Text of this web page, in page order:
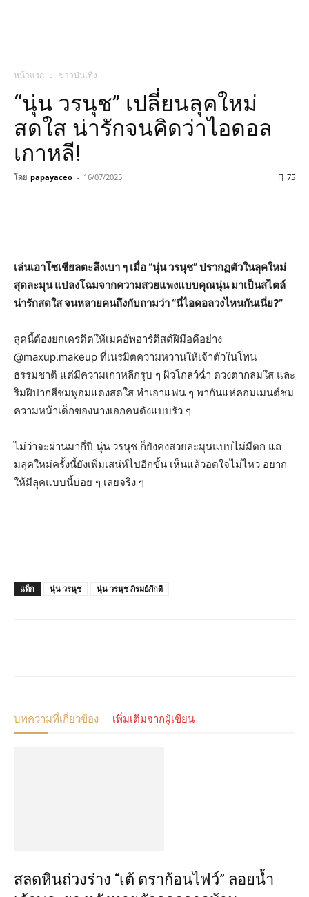
หน้าแรก ข่าวบันเทิง
“นุ่น วรนุช” เปลี่ยนลุคใหม่
สดใส น่ารักจนคิดว่าไอดอล
เกาหลี!
โดย papayaceo - 16/07/2025 75
เล่นเอาโซเชียลตะลึงเบา ๆ เมื่อ “นุ่น วรนุช” ปรากฏตัวในลุคใหม่
สุดละมุน แปลงโฉมจากความสวยแพงแบบคุณนุ่น มาเป็นสไตล์
น่ารักสดใส จนหลายคนถึงกับถามว่า “นี่ไอดอลวงไหนกันเนี่ย?”
ลุคนี้ต้องยกเครดิตให้เมคอัพอาร์ติสต์ฝีมือดีอย่าง
@maxup.makeup ที่เนรมิตความหวานให้เจ้าตัวในโทน
ธรรมชาติ แต่มีความเกาหลีกรุบ ๆ ผิวโกลว์ฉ่ำ ดวงตากลมใส และ
ริมฝีปากสีชมพูอมแดงสดใส ทำเอาแฟน ๆ พากันแห่คอมเมนต์ชม
ความหน้าเด็กของนางเอกคนดังแบบรัว ๆ
ไม่ว่าจะผ่านมากี่ปี นุ่น วรนุช ก็ยังคงสวยละมุนแบบไม่มีตก แถ
มลุคใหม่ครั้งนี้ยังเพิ่มเสน่ห์ไปอีกขั้น เห็นแล้วอดใจไม่ไหว อยาก
ให้มีลุคแบบนี้บ่อย ๆ เลยจริง ๆ
แท็ก นุ่น วรนุช นุ่น วรนุช ภิรมย์ภักดี
บทความที่เกี่ยวข้อง เพิ่มเติมจากผู้เขียน
สลดหินถ่วงร่าง “เต้ ดราก้อนไฟว์” ลอยน้ำ